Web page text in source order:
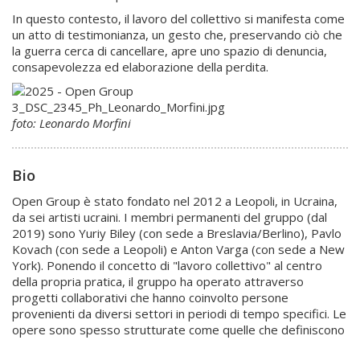
In questo contesto, il lavoro del collettivo si manifesta come
un atto di testimonianza, un gesto che, preservando ciò che
la guerra cerca di cancellare, apre uno spazio di denuncia,
consapevolezza ed elaborazione della perdita.
foto: Leonardo Morfini
Bio
Open Group è stato fondato nel 2012 a Leopoli, in Ucraina,
da sei artisti ucraini. I membri permanenti del gruppo (dal
2019) sono Yuriy Biley (con sede a Breslavia/Berlino), Pavlo
Kovach (con sede a Leopoli) e Anton Varga (con sede a New
York). Ponendo il concetto di "lavoro collettivo" al centro
della propria pratica, il gruppo ha operato attraverso
progetti collaborativi che hanno coinvolto persone
provenienti da diversi settori in periodi di tempo specifici. Le
opere sono spesso strutturate come quelle che definiscono